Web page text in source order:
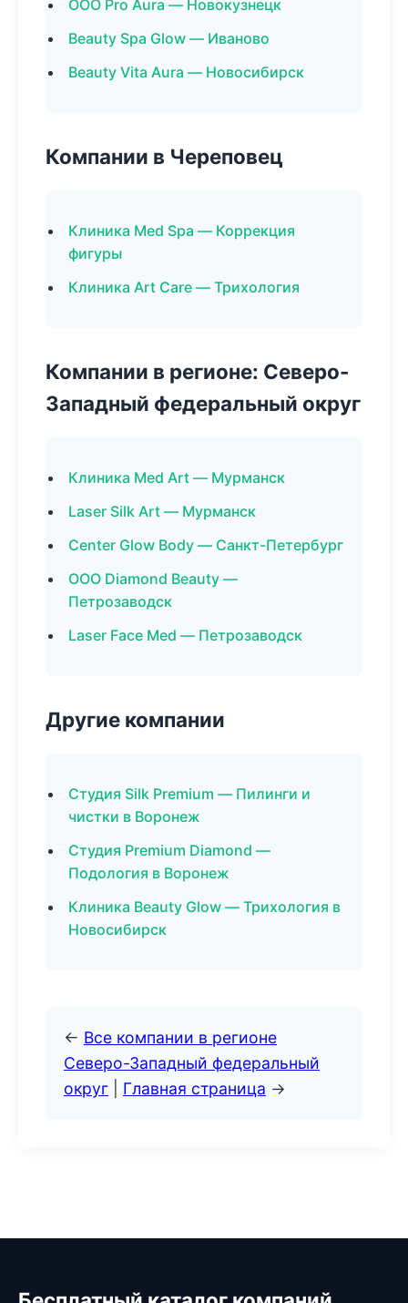
ООО Pro Aura — Новокузнецк
Beauty Spa Glow — Иваново
Beauty Vita Aura — Новосибирск
Компании в Череповец
Клиника Med Spa — Коррекция
фигуры
Клиника Art Care — Трихология
Компании в регионе: Северо-
Западный федеральный округ
Клиника Med Art — Мурманск
Laser Silk Art — Мурманск
Center Glow Body — Санкт-Петербург
ООО Diamond Beauty —
Петрозаводск
Laser Face Med — Петрозаводск
Другие компании
Студия Silk Premium — Пилинги и
чистки в Воронеж
Студия Premium Diamond —
Подология в Воронеж
Клиника Beauty Glow — Трихология в
Новосибирск
← Все компании в регионе
Северо-Западный федеральный
округ
Главная страница →